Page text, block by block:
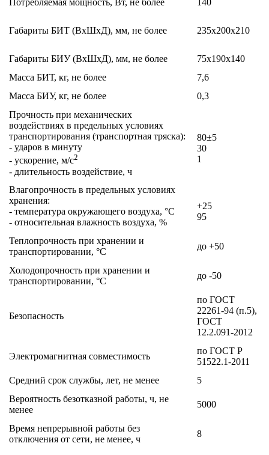
Потребляемая мощность, Вт, не более
140
Габариты БИТ (ВхШхД), мм, не более 235х200х210
Габариты БИУ (ВхШхД), мм, не более
75х190х140
Масса БИТ, кг, не более
7,6
Масса БИУ, кг, не более
0,3
Прочность при механических
воздействиях в предельных условиях
транспортирования (транспортная тряска):
- ударов в минуту
- ускорение, м/с2
- длительность воздействие, ч
80±5
30
1
Влагопрочность в предельных условиях
хранения:
- температура окружающего воздуха, °C
- относительная влажность воздуха, %
+25
95
Теплопрочность при хранении и
транспортировании, °C
до +50
Холодопрочность при хранении и
транспортировании, °C
до -50
Безопасность
по ГОСТ
22261-94 (п.5),
ГОСТ
12.2.091-2012
Электромагнитная совместимость
по ГОСТ Р
51522.1-2011
Средний срок службы, лет, не менее
5
Вероятность безотказной работы, ч, не
менее
5000
Время непрерывной работы без
отключения от сети, не менее, ч
8